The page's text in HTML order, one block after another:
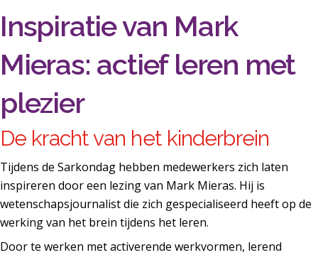
Inspiratie van Mark
Mieras: actief leren met
plezier
De kracht van het kinderbrein
Tijdens de Sarkondag hebben medewerkers zich laten
inspireren door een lezing van Mark Mieras. Hij is
wetenschapsjournalist die zich gespecialiseerd heeft op de
werking van het brein tijdens het leren.
Door te werken met activerende werkvormen, lerend